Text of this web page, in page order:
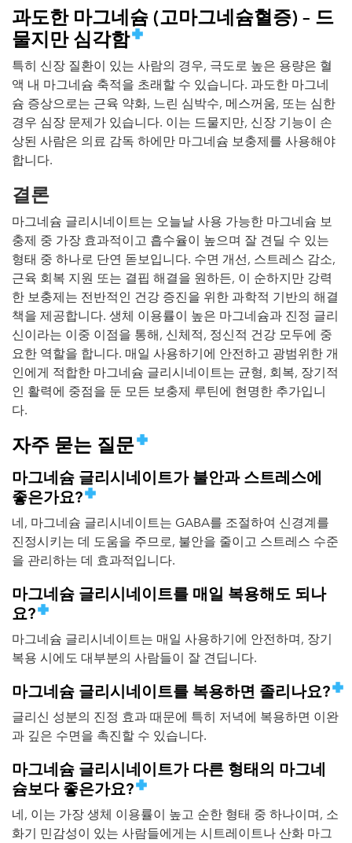
과도한 마그네슘 (고마그네슘혈증) – 드
물지만 심각함
특히 신장 질환이 있는 사람의 경우, 극도로 높은 용량은 혈
액 내 마그네슘 축적을 초래할 수 있습니다. 과도한 마그네
슘 증상으로는 근육 약화, 느린 심박수, 메스꺼움, 또는 심한
경우 심장 문제가 있습니다. 이는 드물지만, 신장 기능이 손
상된 사람은 의료 감독 하에만 마그네슘 보충제를 사용해야
합니다.
결론
마그네슘 글리시네이트는 오늘날 사용 가능한 마그네슘 보
충제 중 가장 효과적이고 흡수율이 높으며 잘 견딜 수 있는
형태 중 하나로 단연 돋보입니다. 수면 개선, 스트레스 감소,
근육 회복 지원 또는 결핍 해결을 원하든, 이 순하지만 강력
한 보충제는 전반적인 건강 증진을 위한 과학적 기반의 해결
책을 제공합니다. 생체 이용률이 높은 마그네슘과 진정 글리
신이라는 이중 이점을 통해, 신체적, 정신적 건강 모두에 중
요한 역할을 합니다. 매일 사용하기에 안전하고 광범위한 개
인에게 적합한 마그네슘 글리시네이트는 균형, 회복, 장기적
인 활력에 중점을 둔 모든 보충제 루틴에 현명한 추가입니
다.
자주 묻는 질문
마그네슘 글리시네이트가 불안과 스트레스에
좋은가요?
네, 마그네슘 글리시네이트는 GABA를 조절하여 신경계를
진정시키는 데 도움을 주므로, 불안을 줄이고 스트레스 수준
을 관리하는 데 효과적입니다.
마그네슘 글리시네이트를 매일 복용해도 되나
요?
마그네슘 글리시네이트는 매일 사용하기에 안전하며, 장기
복용 시에도 대부분의 사람들이 잘 견딥니다.
마그네슘 글리시네이트를 복용하면 졸리나요?
글리신 성분의 진정 효과 때문에 특히 저녁에 복용하면 이완
과 깊은 수면을 촉진할 수 있습니다.
마그네슘 글리시네이트가 다른 형태의 마그네
슘보다 좋은가요?
네, 이는 가장 생체 이용률이 높고 순한 형태 중 하나이며, 소
화기 민감성이 있는 사람들에게는 시트레이트나 산화 마그